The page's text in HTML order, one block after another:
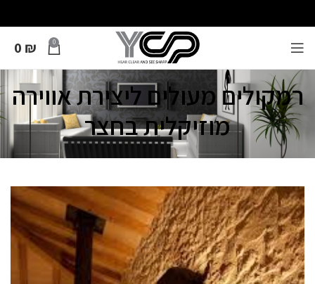
0
0 ₪
רמקולים מעולים ליצירת אווירה
מוזיקלית בחצר